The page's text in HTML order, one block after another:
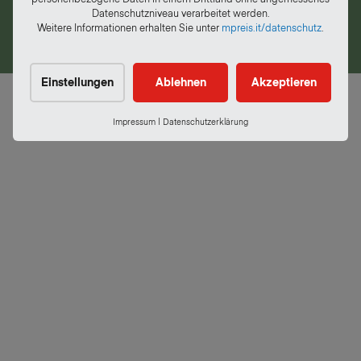
WhistleblowingDatenschutzniveau verarbeitet werden.
Weitere Informationen erhalten Sie unter mpreis.it/datenschutz
Akzeptieren
Ablehnen
Einstellungen
Impressum Datenschutzerklärung